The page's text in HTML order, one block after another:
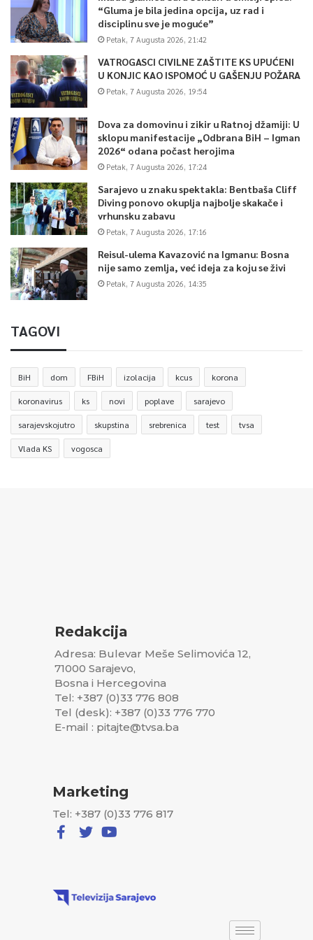
“Gluma je bila jedina opcija, uz rad i
disciplinu sve je moguće”
Petak, 7 Augusta 2026, 21:42
VATROGASCI CIVILNE ZAŠTITE KS UPUĆENI
U KONJIC KAO ISPOMOĆ U GAŠENJU POŽARA
Petak, 7 Augusta 2026, 19:54
Dova za domovinu i zikir u Ratnoj džamiji: U
sklopu manifestacije „Odbrana BiH – Igman
2026“ odana počast herojima
Petak, 7 Augusta 2026, 17:24
Sarajevo u znaku spektakla: Bentbaša Cliff
Diving ponovo okuplja najbolje skakače i
vrhunsku zabavu
Petak, 7 Augusta 2026, 17:16
Reisul-ulema Kavazović na Igmanu: Bosna
nije samo zemlja, već ideja za koju se živi
Petak, 7 Augusta 2026, 14:35
TAGOVI
BiH dom FBiH izolacija kcus korona
koronavirus ks novi poplave sarajevo
sarajevskojutro skupstina srebrenica test tvsa
Vlada KS vogosca
Redakcija
Adresa: Bulevar Meše Selimovića 12,
71000 Sarajevo,
Bosna i Hercegovina
Tel: +387 (0)33 776 808
Tel (desk): +387 (0)33 776 770
E-mail : pitajte@tvsa.ba
Marketing
Tel: +387 (0)33 776 817